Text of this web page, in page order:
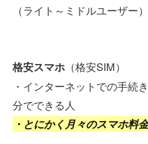
（ライト～ミドルユーザー）
格安スマホ （格安SIM）
・インターネットでの手続
分でできる人
・とにかく月々のスマホ料